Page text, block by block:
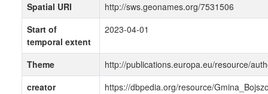
Spatial URI
http://sws.geonames.org/7531506
Start of
temporal extent
2023-04-01
Theme
http://publications.europa.eu/resource/
creator
https://dbpedia.org/resource/